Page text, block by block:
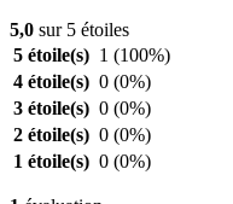
5,0 sur 5 étoiles
5 étoile(s) 1 (100%)
4 étoile(s) 0 (0%)
3 étoile(s) 0 (0%)
2 étoile(s) 0 (0%)
1 étoile(s) 0 (0%)